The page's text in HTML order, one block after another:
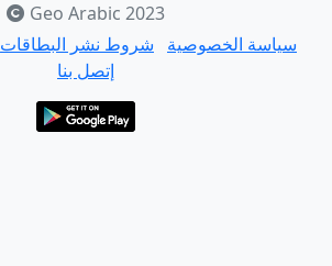
Geo Arabic 2023
سياسة الخصوصية
شروط نشر البطاقات
إتصل بنا